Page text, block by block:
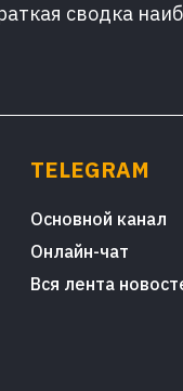
сводка
TELEGRAM
Основной канал
Онлайн-чат
Вся лента